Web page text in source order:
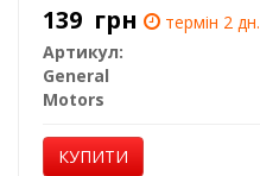
139 грн
термін 2 дн.
Артикул:
General
Motors
КУПИТИ